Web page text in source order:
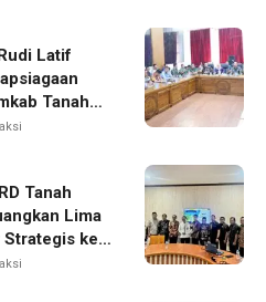
Latif
Tanah
Posko
Tanah
Lima
ke